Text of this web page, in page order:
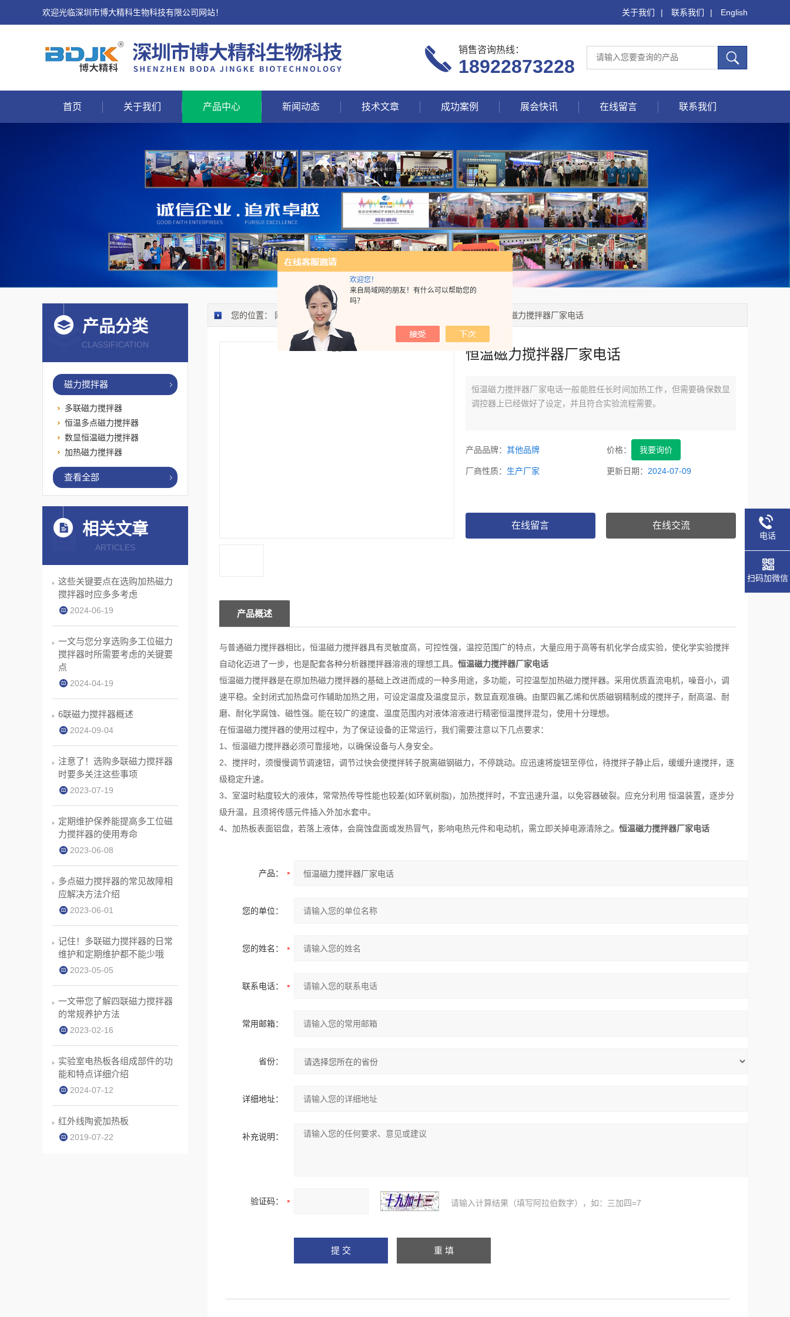
欢迎您！
来自局域网的朋友！有什么可以帮助您的
吗？
欢迎光临深圳市博大精科生物科技有限公司网站！ 关于我们 | 联系我们 | English
销售咨询热线：
18922873228
首页 关于我们 产品中心 新闻动态 技术文章 成功案例 展会快讯 在线留言 联系我们
您的位置： 网站首页 >产品中心 > 恒温磁力搅拌器厂家电话
恒温磁力搅拌器厂家电话
恒温磁力搅拌器厂家电话一般能胜任长时间加热工作，但需要确保数显
调控器上已经做好了设定，并且符合实验流程需要。
产品品牌： 其他品牌 价格： 我要询价
厂商性质： 生产厂家 更新日期： 2024-07-09
在线留言 在线交流
产品概述
与普通磁力搅拌器相比，恒温磁力搅拌器具有灵敏度高，可控性强，温控范围广的特点，大量应用于高等有机化学合成实验，使化学实验搅拌
自动化迈进了一步，也是配套各种分析器搅拌器溶液的理想工具。 恒温磁力搅拌器厂家电话
恒温磁力搅拌器是在原加热磁力搅拌器的基础上改进而成的一种多用途，多功能，可控温型加热磁力搅拌器。采用优质直流电机，噪音小，调
速平稳。全封闭式加热盘可作辅助加热之用，可设定温度及温度显示，数显直观准确。由聚四氟乙烯和优质磁钢精制成的搅拌子，耐高温、耐
磨、耐化学腐蚀、磁性强。能在较广的速度、温度范围内对液体溶液进行精密恒温搅拌混匀，使用十分理想。
在恒温磁力搅拌器的使用过程中，为了保证设备的正常运行，我们需要注意以下几点要求：
1、恒温磁力搅拌器必须可靠接地，以确保设备与人身安全。
2、搅拌时，须慢慢调节调速钮，调节过快会使搅拌转子脱离磁钢磁力，不停跳动。应迅速将旋钮至停位，待搅拌子静止后，缓缓升速搅拌，逐
级稳定升速。
3、室温时粘度较大的液体，常常热传导性能也较差(如环氧树脂)，加热搅拌时，不宜迅速升温，以免容器破裂。应充分利用 恒温装置，逐步分
级升温，且须将传感元件插入外加水套中。
4、加热板表面铝盘，若落上液体，会腐蚀盘面或发热冒气，影响电热元件和电动机，需立即关掉电源清除之。 恒温磁力搅拌器厂家电话
产品：
您的单位：
您的姓名：
联系电话：
常用邮箱：
省份：
详细地址：
补充说明：
验证码： 请输入计算结果（填写阿拉伯数字），如：三加四=7
产品分类
CLASSIFICATION
磁力搅拌器
多联磁力搅拌器
恒温多点磁力搅拌器
数显恒温磁力搅拌器
加热磁力搅拌器
查看全部
相关文章
ARTICLES
这些关键要点在选购加热磁力
搅拌器时应多多考虑
2024-06-19
一文与您分享选购多工位磁力
搅拌器时所需要考虑的关键要
点
2024-04-19
6联磁力搅拌器概述
2024-09-04
注意了！选购多联磁力搅拌器
时要多关注这些事项
2023-07-19
定期维护保养能提高多工位磁
力搅拌器的使用寿命
2023-06-08
多点磁力搅拌器的常见故障相
应解决方法介绍
2023-06-01
记住！多联磁力搅拌器的日常
维护和定期维护都不能少哦
2023-05-05
一文带您了解四联磁力搅拌器
的常规养护方法
2023-02-16
实验室电热板各组成部件的功
能和特点详细介绍
2024-07-12
红外线陶瓷加热板
2019-07-22
电话
扫码加微信